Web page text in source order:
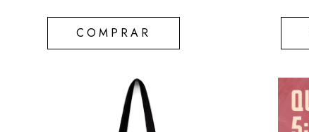
COMPRAR